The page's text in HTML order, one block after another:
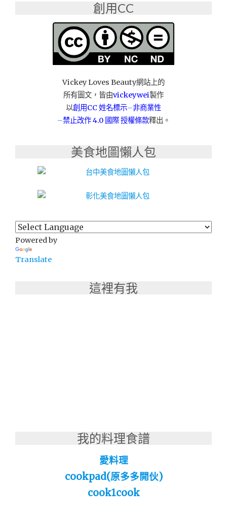
獅
旅
遊"
創用CC
Vickey Loves Beauty網站上的
所有圖文，皆由vickeywei製作
以創用CC 姓名標示–非商業性
–禁止改作4.0 國際 授權條款釋出。
美食地圖懶人包
Powered by
Translate
這裡有我
我的料理食譜
愛料理
cookpad(原多多開伙)
cook1cook